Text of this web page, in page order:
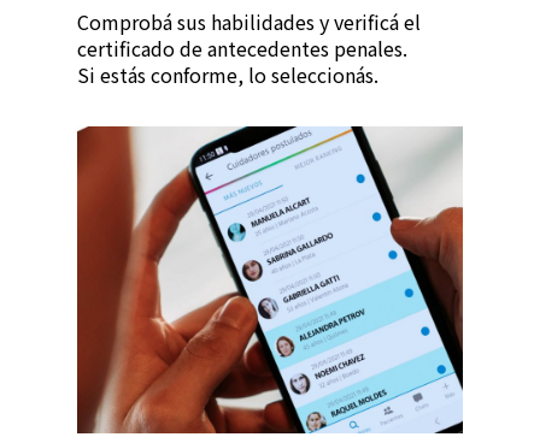
Comprobá sus habilidades y verificá el
certificado de antecedentes penales.
Si estás conforme, lo seleccionás.